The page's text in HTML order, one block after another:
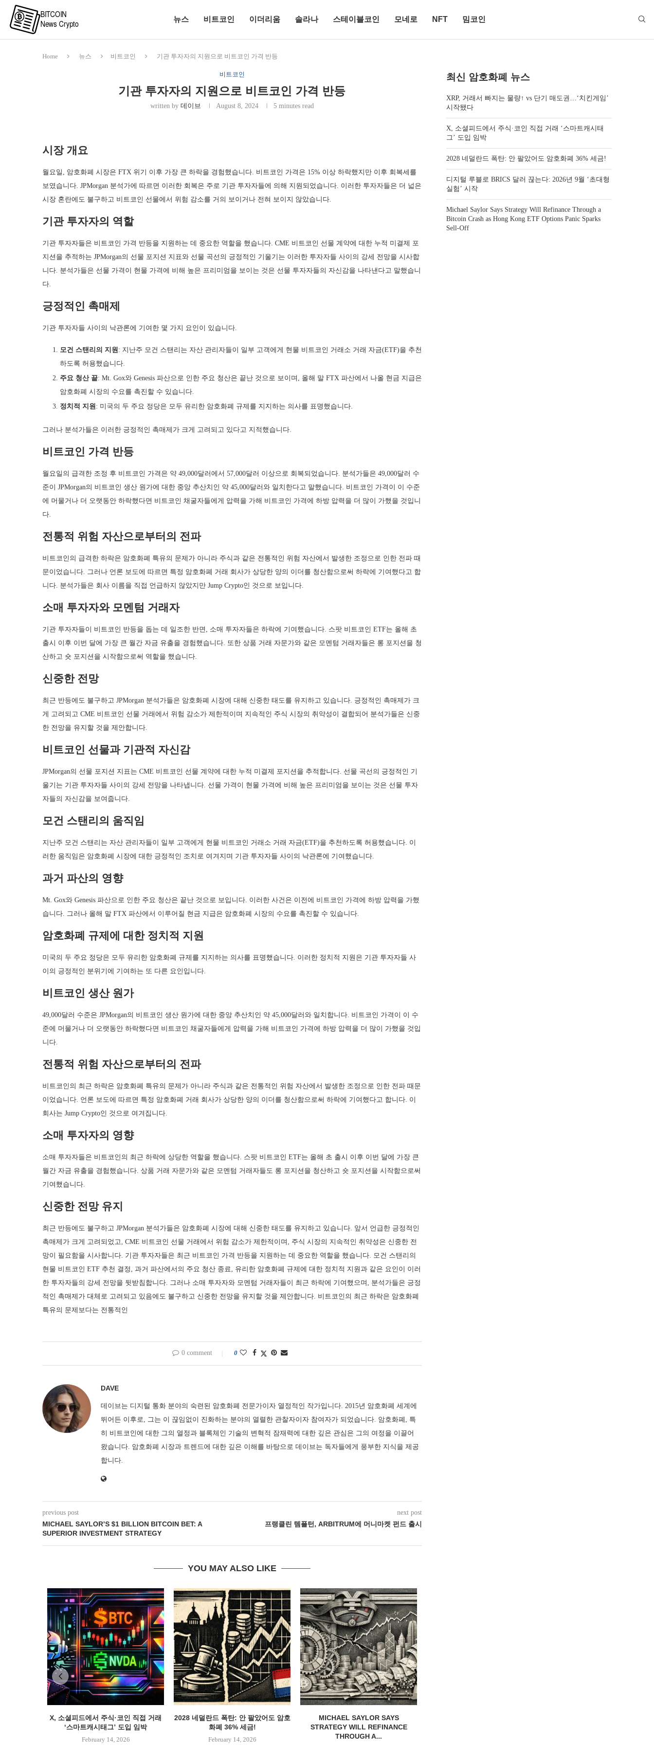
뉴스 비트코인 이더리움 솔라나 스테이블코인 모네로 NFT 밈코인
Home 뉴스 비트코인 기관 투자자의 지원으로 비트코인 가격 반등
비트코인
기관 투자자의 지원으로 비트코인 가격 반등
written by 데이브 August 8, 2024 5 minutes read
시장 개요
월요일, 암호화폐 시장은 FTX 위기 이후 가장 큰 하락을 경험했습니다. 비트코인 가격은 15% 이상 하락했지만 이후 회복세를
보였습니다. JPMorgan 분석가에 따르면 이러한 회복은 주로 기관 투자자들에 의해 지원되었습니다. 이러한 투자자들은 더 넓은
시장 혼란에도 불구하고 비트코인 선물에서 위험 감소를 거의 보이거나 전혀 보이지 않았습니다.
기관 투자자의 역할
기관 투자자들은 비트코인 가격 반등을 지원하는 데 중요한 역할을 했습니다. CME 비트코인 선물 계약에 대한 누적 미결제 포
지션을 추적하는 JPMorgan의 선물 포지션 지표와 선물 곡선의 긍정적인 기울기는 이러한 투자자들 사이의 강세 전망을 시사합
니다. 분석가들은 선물 가격이 현물 가격에 비해 높은 프리미엄을 보이는 것은 선물 투자자들의 자신감을 나타낸다고 말했습니
다.
긍정적인 촉매제
기관 투자자들 사이의 낙관론에 기여한 몇 가지 요인이 있습니다.
모건 스탠리의 지원 : 지난주 모건 스탠리는 자산 관리자들이 일부 고객에게 현물 비트코인 거래소 거래 자금(ETF)을 추천
하도록 허용했습니다.
주요 청산 끝: Mt. Gox와 Genesis 파산으로 인한 주요 청산은 끝난 것으로 보이며, 올해 말 FTX 파산에서 나올 현금 지급은
암호화폐 시장의 수요를 촉진할 수 있습니다.
정치적 지원 : 미국의 두 주요 정당은 모두 유리한 암호화폐 규제를 지지하는 의사를 표명했습니다.
그러나 분석가들은 이러한 긍정적인 촉매제가 크게 고려되고 있다고 지적했습니다.
비트코인 가격 반등
월요일의 급격한 조정 후 비트코인 가격은 약 49,000달러에서 57,000달러 이상으로 회복되었습니다. 분석가들은 49,000달러 수
준이 JPMorgan의 비트코인 생산 원가에 대한 중앙 추산치인 약 45,000달러와 일치한다고 말했습니다. 비트코인 가격이 이 수준
에 머물거나 더 오랫동안 하락했다면 비트코인 채굴자들에게 압력을 가해 비트코인 가격에 하방 압력을 더 많이 가했을 것입니
다.
전통적 위험 자산으로부터의 전파
비트코인의 급격한 하락은 암호화폐 특유의 문제가 아니라 주식과 같은 전통적인 위험 자산에서 발생한 조정으로 인한 전파 때
문이었습니다. 그러나 언론 보도에 따르면 특정 암호화폐 거래 회사가 상당한 양의 이더를 청산함으로써 하락에 기여했다고 합
니다. 분석가들은 회사 이름을 직접 언급하지 않았지만 Jump Crypto인 것으로 보입니다.
소매 투자자와 모멘텀 거래자
기관 투자자들이 비트코인 반등을 돕는 데 일조한 반면, 소매 투자자들은 하락에 기여했습니다. 스팟 비트코인 ETF는 올해 초
출시 이후 이번 달에 가장 큰 월간 자금 유출을 경험했습니다. 또한 상품 거래 자문가와 같은 모멘텀 거래자들은 롱 포지션을 청
산하고 숏 포지션을 시작함으로써 역할을 했습니다.
신중한 전망
최근 반등에도 불구하고 JPMorgan 분석가들은 암호화폐 시장에 대해 신중한 태도를 유지하고 있습니다. 긍정적인 촉매제가 크
게 고려되고 CME 비트코인 선물 거래에서 위험 감소가 제한적이며 지속적인 주식 시장의 취약성이 결합되어 분석가들은 신중
한 전망을 유지할 것을 제안합니다.
비트코인 선물과 기관적 자신감
JPMorgan의 선물 포지션 지표는 CME 비트코인 선물 계약에 대한 누적 미결제 포지션을 추적합니다. 선물 곡선의 긍정적인 기
울기는 기관 투자자들 사이의 강세 전망을 나타냅니다. 선물 가격이 현물 가격에 비해 높은 프리미엄을 보이는 것은 선물 투자
자들의 자신감을 보여줍니다.
모건 스탠리의 움직임
지난주 모건 스탠리는 자산 관리자들이 일부 고객에게 현물 비트코인 거래소 거래 자금(ETF)을 추천하도록 허용했습니다. 이
러한 움직임은 암호화폐 시장에 대한 긍정적인 조치로 여겨지며 기관 투자자들 사이의 낙관론에 기여했습니다.
과거 파산의 영향
Mt. Gox와 Genesis 파산으로 인한 주요 청산은 끝난 것으로 보입니다. 이러한 사건은 이전에 비트코인 가격에 하방 압력을 가했
습니다. 그러나 올해 말 FTX 파산에서 이루어질 현금 지급은 암호화폐 시장의 수요를 촉진할 수 있습니다.
암호화폐 규제에 대한 정치적 지원
미국의 두 주요 정당은 모두 유리한 암호화폐 규제를 지지하는 의사를 표명했습니다. 이러한 정치적 지원은 기관 투자자들 사
이의 긍정적인 분위기에 기여하는 또 다른 요인입니다.
비트코인 생산 원가
49,000달러 수준은 JPMorgan의 비트코인 생산 원가에 대한 중앙 추산치인 약 45,000달러와 일치합니다. 비트코인 가격이 이 수
준에 머물거나 더 오랫동안 하락했다면 비트코인 채굴자들에게 압력을 가해 비트코인 가격에 하방 압력을 더 많이 가했을 것입
니다.
전통적 위험 자산으로부터의 전파
비트코인의 최근 하락은 암호화폐 특유의 문제가 아니라 주식과 같은 전통적인 위험 자산에서 발생한 조정으로 인한 전파 때문
이었습니다. 언론 보도에 따르면 특정 암호화폐 거래 회사가 상당한 양의 이더를 청산함으로써 하락에 기여했다고 합니다. 이
회사는 Jump Crypto인 것으로 여겨집니다.
소매 투자자의 영향
소매 투자자들은 비트코인의 최근 하락에 상당한 역할을 했습니다. 스팟 비트코인 ETF는 올해 초 출시 이후 이번 달에 가장 큰
월간 자금 유출을 경험했습니다. 상품 거래 자문가와 같은 모멘텀 거래자들도 롱 포지션을 청산하고 숏 포지션을 시작함으로써
기여했습니다.
신중한 전망 유지
최근 반등에도 불구하고 JPMorgan 분석가들은 암호화폐 시장에 대해 신중한 태도를 유지하고 있습니다. 앞서 언급한 긍정적인
촉매제가 크게 고려되었고, CME 비트코인 선물 거래에서 위험 감소가 제한적이며, 주식 시장의 지속적인 취약성은 신중한 전
망이 필요함을 시사합니다. 기관 투자자들은 최근 비트코인 가격 반등을 지원하는 데 중요한 역할을 했습니다. 모건 스탠리의
현물 비트코인 ETF 추천 결정, 과거 파산에서의 주요 청산 종료, 유리한 암호화폐 규제에 대한 정치적 지원과 같은 요인이 이러
한 투자자들의 강세 전망을 뒷받침합니다. 그러나 소매 투자자와 모멘텀 거래자들이 최근 하락에 기여했으며, 분석가들은 긍정
적인 촉매제가 대체로 고려되고 있음에도 불구하고 신중한 전망을 유지할 것을 제안합니다. 비트코인의 최근 하락은 암호화폐
특유의 문제보다는 전통적인
0 comment 0
DAVE
데이브는 디지털 통화 분야의 숙련된 암호화폐 전문가이자 열정적인 작가입니다. 2015년 암호화폐 세계에
뛰어든 이후로, 그는 이 끊임없이 진화하는 분야의 열렬한 관찰자이자 참여자가 되었습니다. 암호화폐, 특
히 비트코인에 대한 그의 열정과 블록체인 기술의 변혁적 잠재력에 대한 깊은 관심은 그의 여정을 이끌어
왔습니다. 암호화폐 시장과 트렌드에 대한 깊은 이해를 바탕으로 데이브는 독자들에게 풍부한 지식을 제공
합니다.
previous post
MICHAEL SAYLOR’S $1 BILLION BITCOIN BET: A
SUPERIOR INVESTMENT STRATEGY
next post
프랭클린 템플턴, ARBITRUM에 머니마켓 펀드 출시
YOU MAY ALSO LIKE
X, 소셜피드에서 주식·코인 직접 거래
‘스마트캐시태그’ 도입 임박
February 14, 2026
2028 네덜란드 폭탄: 안 팔았어도 암호
화폐 36% 세금!
February 14, 2026
MICHAEL SAYLOR SAYS
STRATEGY WILL REFINANCE
THROUGH A...
최신 암호화폐 뉴스
XRP, 거래서 빠지는 물량↑ vs 단기 매도권…‘치킨게임’
시작됐다
X, 소셜피드에서 주식·코인 직접 거래 ‘스마트캐시태
그’ 도입 임박
2028 네덜란드 폭탄: 안 팔았어도 암호화폐 36% 세금!
디지털 루블로 BRICS 달러 끊는다: 2026년 9월 ‘초대형
실험’ 시작
Michael Saylor Says Strategy Will Refinance Through a
Bitcoin Crash as Hong Kong ETF Options Panic Sparks
Sell-Off